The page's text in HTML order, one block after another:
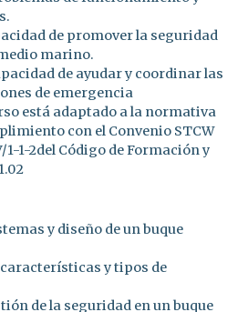
de promover la seguridad
marino.
de ayudar y coordinar las
de emergencia
está adaptado a la normativa
con el Convenio STCW
1-1-2del Código de Formación y
y diseño de un buque
y tipos de
de la seguridad en un buque